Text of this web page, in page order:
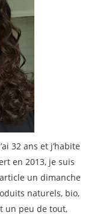
32 ans et j’habite
en 2013, je suis
un dimanche
naturels, bio,
un peu de tout,